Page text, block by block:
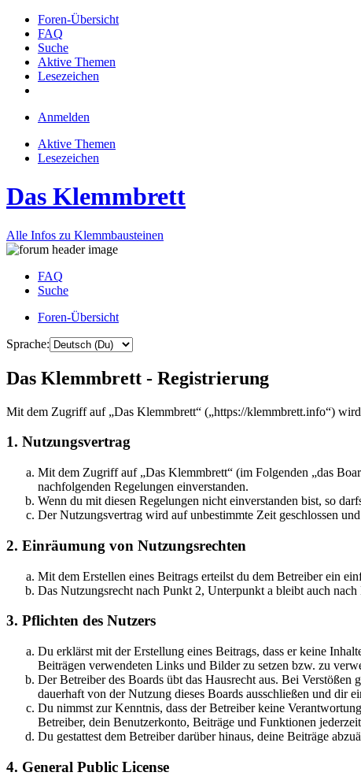
Foren-Übersicht
FAQ
Suche
Aktive Themen
Lesezeichen
Anmelden
Aktive Themen
Lesezeichen
Das Klemmbrett
Alle Infos zu Klemmbausteinen
FAQ
Suche
Foren-Übersicht
Sprache:
Das Klemmbrett - Registrierung
Mit dem Zugriff auf „Das Klemmbrett“ („https://klemmbrett.info“)
1. Nutzungsvertrag
Mit dem Zugriff auf „Das Klemmbrett“ (im Folgenden „das
nachfolgenden Regelungen einverstanden.
Wenn du mit diesen Regelungen nicht einverstanden bist, so
Der Nutzungsvertrag wird auf unbestimmte Zeit geschlossen
2. Einräumung von Nutzungsrechten
Mit dem Erstellen eines Beitrags erteilst du dem Betreiber ein
Das Nutzungsrecht nach Punkt 2, Unterpunkt a bleibt auch
3. Pflichten des Nutzers
Du erklärst mit der Erstellung eines Beitrags, dass er keine
Beiträgen verwendeten Links und Bilder zu setzen bzw. zu
Der Betreiber des Boards übt das Hausrecht aus. Bei
dauerhaft von der Nutzung dieses Boards ausschließen und dir
Du nimmst zur Kenntnis, dass der Betreiber keine
Betreiber, dein Benutzerkonto, Beiträge und Funktionen
Du gestattest dem Betreiber darüber hinaus, deine Beiträge
4. General Public License